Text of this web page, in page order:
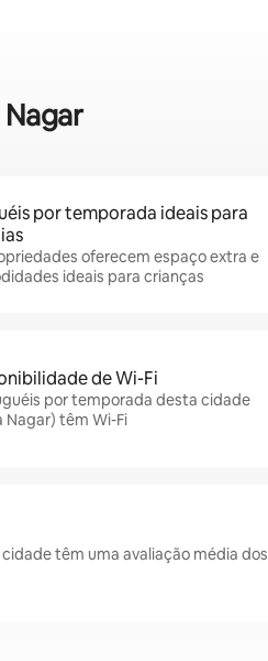
por temporada ideais para
oferecem espaço extra e
ideais para crianças
de Wi-Fi
por temporada desta cidade
Nagar) têm Wi-Fi
têm uma avaliação média dos